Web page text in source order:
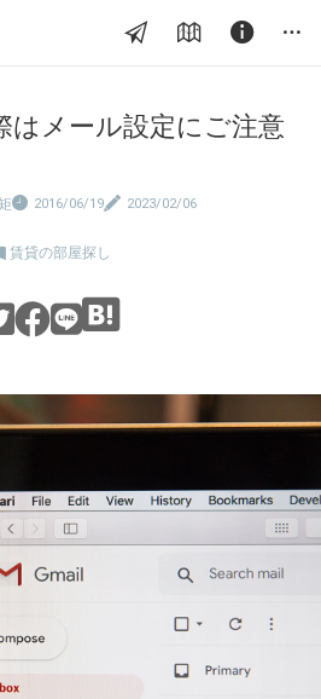
はメール設定にご注意
2016/06/19 2023/02/06
賃貸の部屋探し